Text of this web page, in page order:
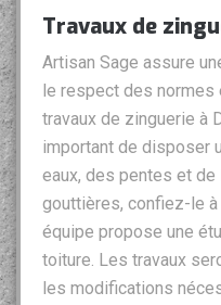
Travaux de
Artisan Sage assure
le respect des normes
travaux de zinguerie à
important de disposer
eaux, des pentes et
gouttières, confiez-le
équipe propose une
toiture. Les travaux
les modifications